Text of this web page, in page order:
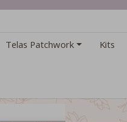
Telas Patchwork Kits